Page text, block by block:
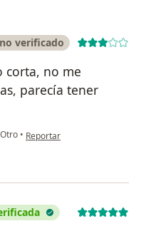
verificado
corta, no me
parecía tener
Otro • en opinión del usuario Jimena
Reportar